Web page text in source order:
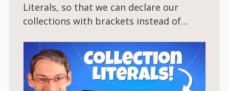
Literals, so that we can declare our
collections with brackets instead of
put them together with the new name-
based destructuring feature, we end up
with a particularly cool effect.